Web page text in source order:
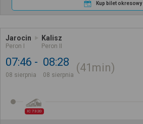
Kup bilet okresowy
Jarocin
Peron I
Kalisz
Peron II
07:46
08 sierpnia
08:28
08 sierpnia
41min
IC 7320